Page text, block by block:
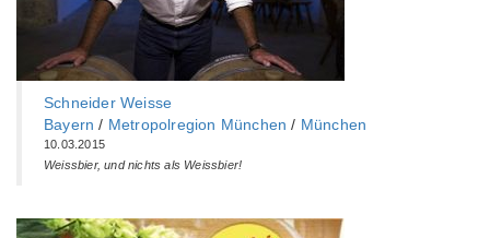
Schneider Weisse
Bayern / Metropolregion München / München
10.03.2015
Weissbier, und nichts als Weissbier!